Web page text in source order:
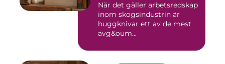
När det gäller arbetsredskap
inom skogsindustrin är
huggknivar ett av de mest
avg&oum...